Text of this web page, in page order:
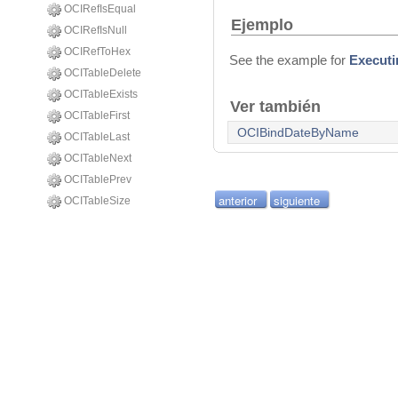
OCIRefIsEqual
OCIRefIsNull
OCIRefToHex
OCITableDelete
OCITableExists
OCITableFirst
OCITableLast
OCITableNext
OCITablePrev
OCITableSize
Ejemplo
See the example for
Ver también
OCIBindDateByName
anterior siguiente